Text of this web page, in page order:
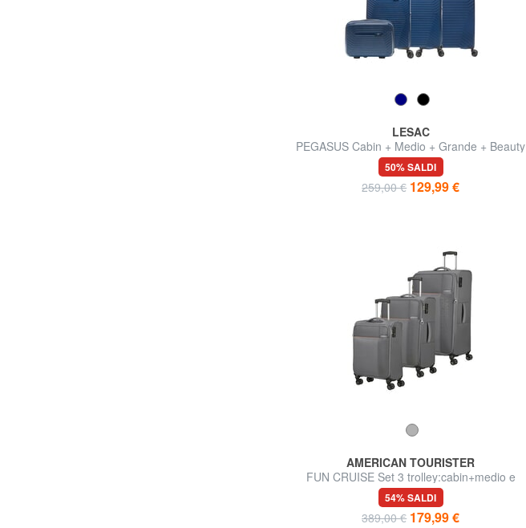
LESAC
PEGASUS Cabin + Medio + Grande + Beauty
50% SALDI
259,00 € 129,99 €
AMERICAN TOURISTER
FUN CRUISE Set 3 trolley:cabin+medio e
grande espandibili
54% SALDI
389,00 € 179,99 €